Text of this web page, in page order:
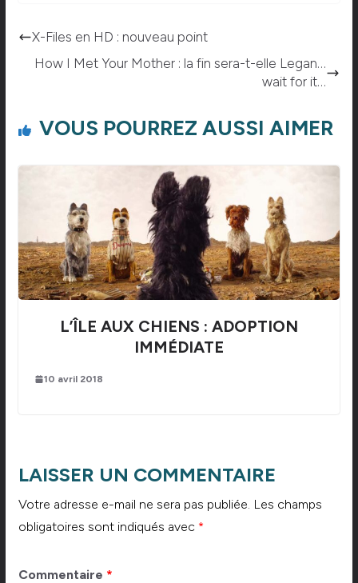
X-Files en HD : nouveau point
How I Met Your Mother : la fin sera-t-elle Legan…
wait for it…
VOUS POURREZ AUSSI AIMER
L’ÎLE AUX CHIENS : ADOPTION
IMMÉDIATE
10 avril 2018
LAISSER UN COMMENTAIRE
Votre adresse e-mail ne sera pas publiée. Les champs
obligatoires sont indiqués avec *
Commentaire *